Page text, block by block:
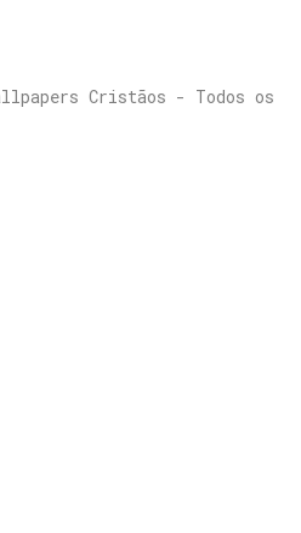
Cristãos - Todos os